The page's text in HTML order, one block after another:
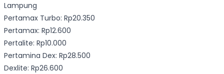
Lampung
Pertamax Turbo: Rp20.350
Pertamax: Rp12.600
Pertalite: Rp10.000
Pertamina Dex: Rp28.500
Dexlite: Rp26.600